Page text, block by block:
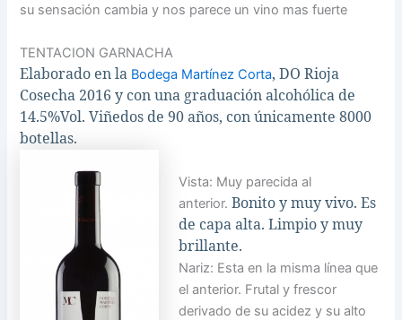
su sensación cambia y nos parece un vino mas fuerte
TENTACION GARNACHA
Elaborado en la Bodega Martínez Corta, DO Rioja
Cosecha 2016 y con una graduación alcohólica de
14.5%Vol. Viñedos de 90 años, con únicamente 8000
botellas.
Vista: Muy parecida al
anterior.Bonito y muy vivo. Es
de capa alta. Limpio y muy
brillante.
Nariz: Esta en la misma línea que
el anterior. Frutal y frescor
derivado de su acidez y su alto